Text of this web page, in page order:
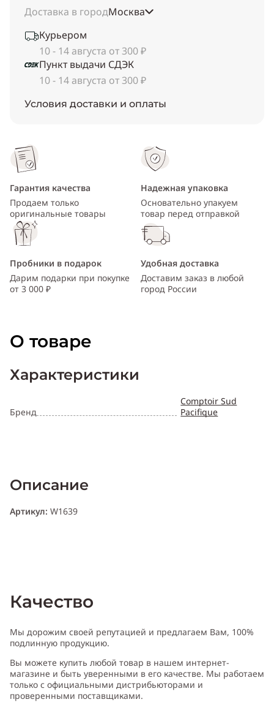
Доставка в городМосква
Курьером
10 - 14 августа от 300 ₽
Пункт выдачи СДЭК
10 - 14 августа от 300 ₽
Условия доставки и оплаты
Гарантия качества
Продаем только
оригинальные товары
Надежная упаковка
Основательно упакуем
товар перед отправкой
Пробники в подарок
Дарим подарки при покупке
от 3 000 ₽
Удобная доставка
Доставим заказ в любой
город России
О товаре
Характеристики
Бренд
Comptoir Sud
Pacifique
Описание
Артикул: W1639
Качество
Мы дорожим своей репутацией и предлагаем Вам, 100%
подлинную продукцию.
Вы можете купить любой товар в нашем интернет-
магазине и быть уверенными в его качестве. Мы работаем
только с официальными дистрибьюторами и
проверенными поставщиками.